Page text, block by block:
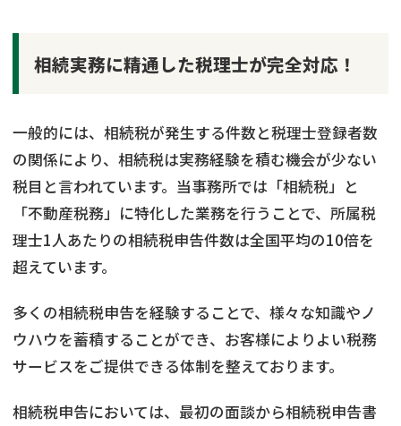
相続実務に精通した税理士が完全対応！
一般的には、相続税が発生する件数と税理士登録者数
の関係により、相続税は実務経験を積む機会が少ない
税目と言われています。当事務所では「相続税」と
「不動産税務」に特化した業務を行うことで、所属税
理士1人あたりの相続税申告件数は全国平均の10倍を
超えています。
多くの相続税申告を経験することで、様々な知識やノ
ウハウを蓄積することができ、お客様によりよい税務
サービスをご提供できる体制を整えております。
相続税申告においては、最初の面談から相続税申告書